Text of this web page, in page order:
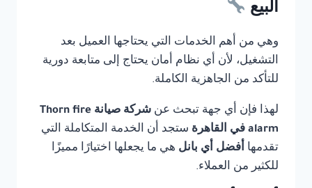
البيع
وهي من أهم الخدمات التي يحتاجها العميل بعد
التشغيل، لأن أي نظام أمان يحتاج إلى متابعة دورية
للتأكد من الجاهزية الكاملة.
لهذا فإن أي جهة تبحث عن
شركة صيانة Thorn fire
alarm في القاهرة
ستجد أن الخدمة المتكاملة التي
تقدمها أفضل أي بانل هي ما يجعلها اختيارًا مميزًا
للكثير من العملاء.